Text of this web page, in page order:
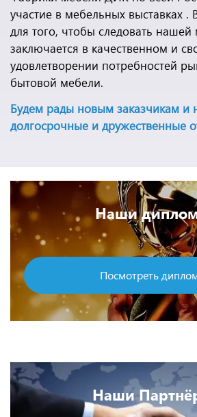
участие в мебельных выставках .
для того, чтобы следовать
заключается в качественном и
удовлетворении потребностей
бытовой мебели.
Будем рады новым заказчикам и
долгосрочные и дружественные
Наши
Посмотреть
Наши